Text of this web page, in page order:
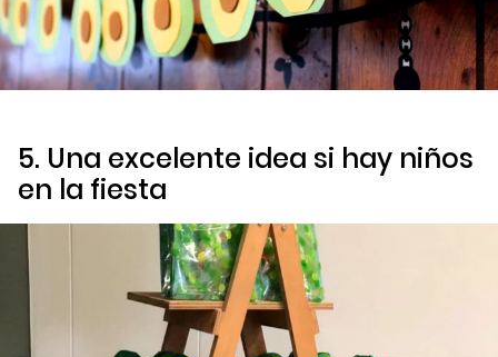
5. Una excelente idea si hay niños
en la fiesta